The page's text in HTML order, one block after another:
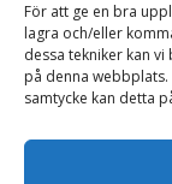
För att ge en bra
lagra och/eller
dessa tekniker kan
på denna
samtycke kan detta
20 Views375kr
Chess svart -
18 Views199kr